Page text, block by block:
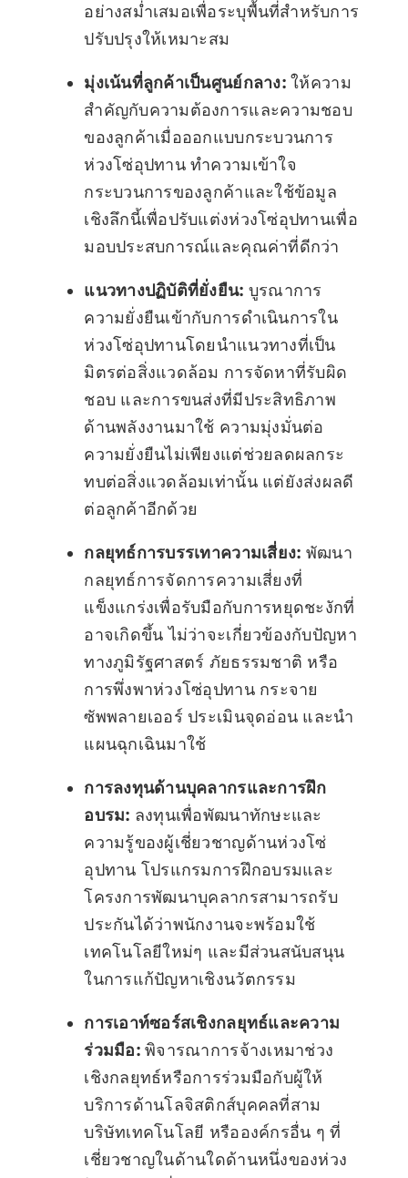
อย่างสม่ำเสมอเพื่อระบุพื้นที่สำหรับการ
ปรับปรุงให้เหมาะสม
มุ่งเน้นที่ลูกค้าเป็นศูนย์กลาง:ให้ความ
สำคัญกับความต้องการและความชอบ
ของลูกค้าเมื่อออกแบบกระบวนการ
ห่วงโซ่อุปทาน ทำความเข้าใจ
กระบวนการของลูกค้าและใช้ข้อมูล
เชิงลึกนี้เพื่อปรับแต่งห่วงโซ่อุปทานเพื่อ
มอบประสบการณ์และคุณค่าที่ดีกว่า
แนวทางปฏิบัติที่ยั่งยืน: บูรณาการ
ความยั่งยืนเข้ากับการดำเนินการใน
ห่วงโซ่อุปทานโดยนำแนวทางที่เป็น
มิตรต่อสิ่งแวดล้อม การจัดหาที่รับผิด
ชอบ และการขนส่งที่มีประสิทธิภาพ
ด้านพลังงานมาใช้ ความมุ่งมั่นต่อ
ความยั่งยืนไม่เพียงแต่ช่วยลดผลกระ
ทบต่อสิ่งแวดล้อมเท่านั้น แต่ยังส่งผลดี
ต่อลูกค้าอีกด้วย
กลยุทธ์การบรรเทาความเสี่ยง: พัฒนา
กลยุทธ์การจัดการความเสี่ยงที่
แข็งแกร่งเพื่อรับมือกับการหยุดชะงักที่
อาจเกิดขึ้น ไม่ว่าจะเกี่ยวข้องกับปัญหา
ทางภูมิรัฐศาสตร์ ภัยธรรมชาติ หรือ
การพึ่งพาห่วงโซ่อุปทาน กระจาย
ซัพพลายเออร์ ประเมินจุดอ่อน และนำ
แผนฉุกเฉินมาใช้
การลงทุนด้านบุคลากรและการฝึก
อบรม: ลงทุนเพื่อพัฒนาทักษะและ
ความรู้ของผู้เชี่ยวชาญด้านห่วงโซ่
อุปทาน โปรแกรมการฝึกอบรมและ
โครงการพัฒนาบุคลากรสามารถรับ
ประกันได้ว่าพนักงานจะพร้อมใช้
เทคโนโลยีใหม่ๆ และมีส่วนสนับสนุน
ในการแก้ปัญหาเชิงนวัตกรรม
การเอาท์ซอร์สเชิงกลยุทธ์และความ
ร่วมมือ:พิจารณาการจ้างเหมาช่วง
เชิงกลยุทธ์หรือการร่วมมือกับผู้ให้
บริการด้านโลจิสติกส์บุคคลที่สาม
บริษัทเทคโนโลยี หรือองค์กรอื่น ๆ ที่
เชี่ยวชาญในด้านใดด้านหนึ่งของห่วง